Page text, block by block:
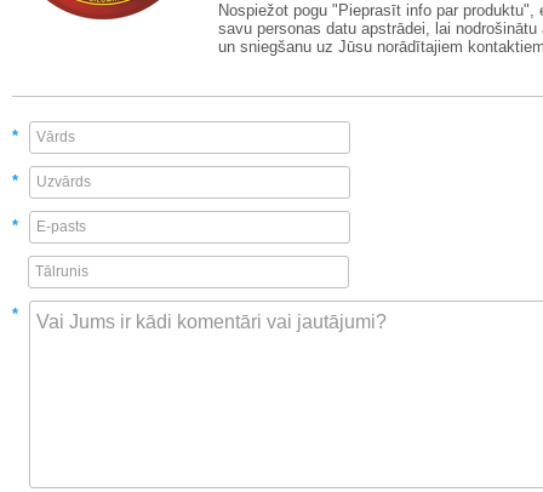
Nospiežot pogu "Pieprasīt info par produktu",
savu personas datu apstrādei, lai
un sniegšanu uz Jūsu norādītajiem
*
*
*
*